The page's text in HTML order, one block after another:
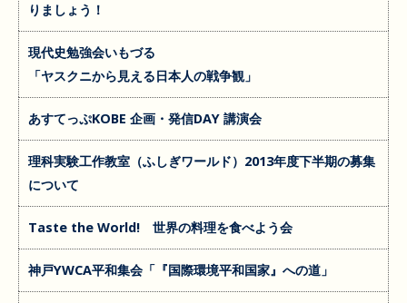
りましょう！
現代史勉強会いもづる
「ヤスクニから見える日本人の戦争観」
あすてっぷKOBE 企画・発信DAY 講演会
理科実験工作教室（ふしぎワールド）2013年度下半期の募集
について
Taste the World! 世界の料理を食べよう会
神戸YWCA平和集会「『国際環境平和国家』への道」